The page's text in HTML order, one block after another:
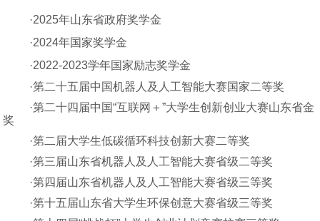
·2025年山东省政府奖学金
·2024年国家奖学金
·2022-2023学年国家励志奖学金
·第二十五届中国机器人及人工智能大赛国家二等奖
·第二十四届中国“互联网＋”大学生创新创业大赛山东省金
奖
·第二届大学生低碳循环科技创新大赛二等奖
·第三届山东省机器人及人工智能大赛省级二等奖
·第四届山东省机器人及人工智能大赛省级三等奖
·第十五届山东省大学生环保创意大赛省级三等奖